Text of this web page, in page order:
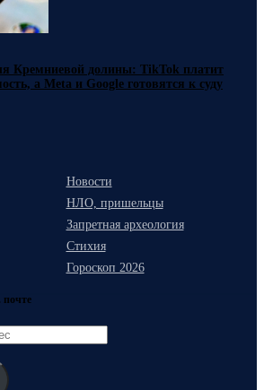
Кремниевой долины: TikTok платит
а Meta и Google готовятся к суду
Новости
НЛО, пришельцы
Запретная археология
Стихия
Гороскоп 2026
почте